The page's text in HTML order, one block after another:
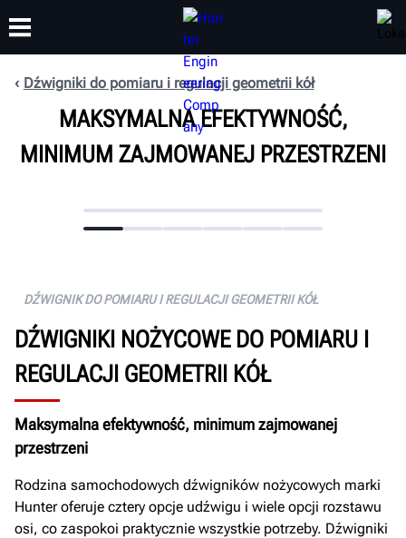
SZKOLENIA
O NAS
Dźwigniki do pomiaru i regulacji geometrii kół
MAKSYMALNA EFEKTYWNOŚĆ,
MINIMUM ZAJMOWANEJ PRZESTRZENI
DŹWIGNIK DO POMIARU I REGULACJI GEOMETRII KÓŁ
DŹWIGNIKI NOŻYCOWE DO POMIARU I
REGULACJI GEOMETRII KÓŁ
Maksymalna efektywność, minimum zajmowanej
przestrzeni
Rodzina samochodowych dźwigników nożycowych marki
Hunter oferuje cztery opcje udźwigu i wiele opcji rozstawu
osi, co zaspokoi praktycznie wszystkie potrzeby. Dźwigniki